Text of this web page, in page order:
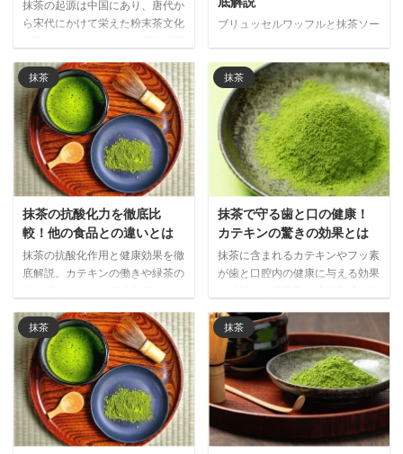
抹茶の起源は中国にあり、唐代か
ら宋代にかけて栄えた粉末茶文化
では日本経由で再び注目される興
味深い歴史と文化の循環を解説し
ます。
ブリュッセルワッフルと抹茶ソー
苦い抹茶が濃厚な甘さを引き締
め、世界で注目される和洋折衷の
新しい味わいの魅力をご紹介しま
す。
抹茶
抹茶の抗酸化力を徹底比
較！他の食品との違いとは
抹茶の抗酸化作用と健康効果を徹
底解説。カテキンの働きや緑茶の
抹茶が注目される理由と日常的な
取り入れ方をご紹介します。
抹茶
抹茶で守る歯と口の健康！
カテキンの驚きの効果とは
抹茶に含まれるカテキンやフッ素
が歯と口腔内の健康に与える効果
を取り入れることで期待できる口
腔ケア効果を詳しく紹介します。
抹茶 抹茶